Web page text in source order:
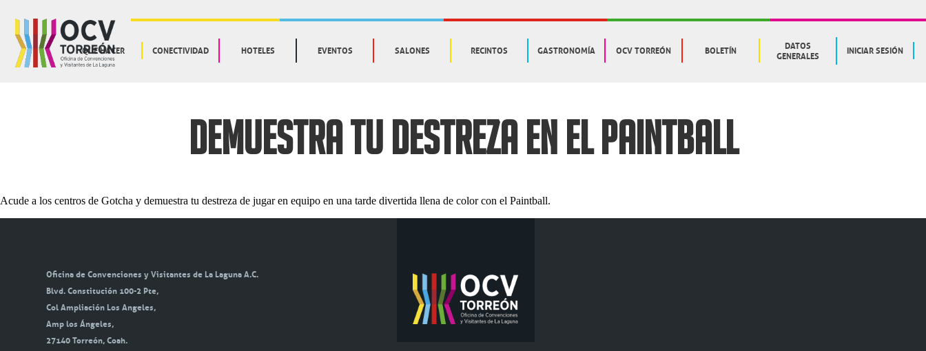
QUE HACER CONECTIVIDAD HOTELES EVENTOS SALONES RECINTOS GASTRONOMÍA OCV TORREÓN BOLETÍN
DATOS
GENERALES
INICIAR SESIÓN
DEMUESTRA TU DESTREZA EN EL PAINTBALL
Acude a los centros de Gotcha y demuestra tu destreza de jugar en equipo en una tarde divertida llena de color con el Paintball.
Oficina de Convenciones y Visitantes de La Laguna A.C.
Blvd. Constitución 100-2 Pte,
Col Ampliación Los Angeles,
Amp los Ángeles,
27140 Torreón, Coah.